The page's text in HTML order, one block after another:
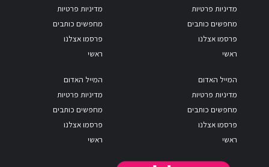
מדיניות פרטיות
מחפשים כותבים
פרסמו אצלנו
ראשי
מדיניות פרטיות
מחפשים כותבים
פרסמו אצלנו
ראשי
המייל האדום
מדיניות פרטיות
מחפשים כותבים
פרסמו אצלנו
ראשי
המייל האדום
מדיניות פרטיות
מחפשים כותבים
פרסמו אצלנו
ראשי